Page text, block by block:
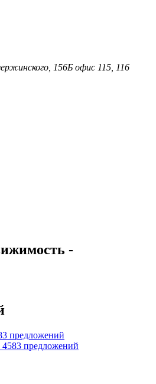
156Б офис 115, 116
-
предложений
4583 предложений